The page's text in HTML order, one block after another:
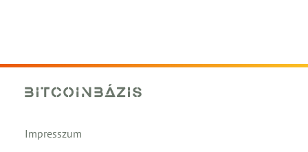
Impresszum